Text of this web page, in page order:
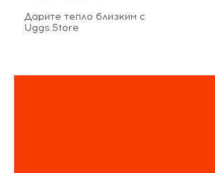
Дарите тепло близким с
Uggs.Store